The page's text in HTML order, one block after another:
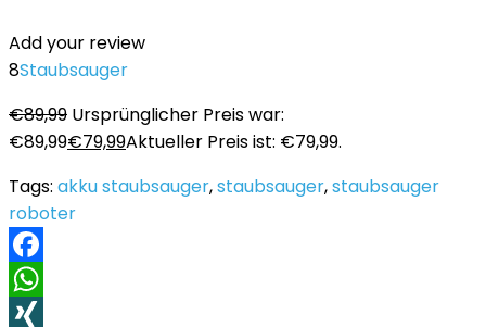
Add your review
8Staubsauger
€89,99 Ursprünglicher Preis war:
€89,99€79,99Aktueller Preis ist: €79,99.
Tags: akku staubsauger,staubsauger,staubsauger
roboter
Facebook
WhatsApp